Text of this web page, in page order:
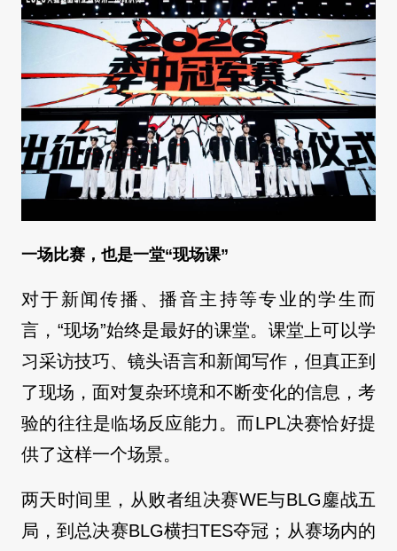
一场比赛，也是一堂“现场课”
对于新闻传播、播音主持等专业的学生而
言，“现场”始终是最好的课堂。课堂上可以学
习采访技巧、镜头语言和新闻写作，但真正到
了现场，面对复杂环境和不断变化的信息，考
验的往往是临场反应能力。而LPL决赛恰好提
供了这样一个场景。
两天时间里，从败者组决赛WE与BLG鏖战五
局，到总决赛BLG横扫TES夺冠；从赛场内的